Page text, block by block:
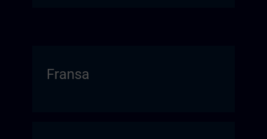
Fransa